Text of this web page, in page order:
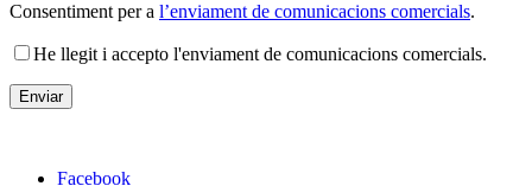
Consentiment per a l’enviament de comunicacions comercials.
He llegit i accepto l'enviament de comunicacions comercials.
Facebook